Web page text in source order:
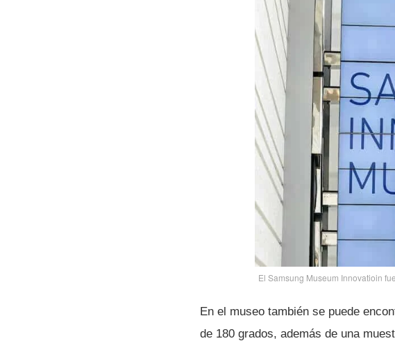
El Samsung Museum Innovatioin
En el museo también se puede
de 180 grados, además de una